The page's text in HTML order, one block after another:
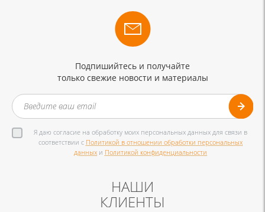
Подпишийтесь и получайте
только свежие новости и материалы
Я даю согласие на обработку моих персональных данных для связи в
соответствии с Политикой в отношении обработки персональных
данных и Политикой конфиденциальности
НАШИ
КЛИЕНТЫ